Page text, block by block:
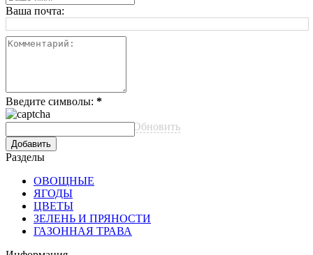
Ваша почта:
Введите символы: *
Обновить
Разделы
ОВОЩНЫЕ
ЯГОДЫ
ЦВЕТЫ
ЗЕЛЕНЬ И ПРЯНОСТИ
ГАЗОННАЯ ТРАВА